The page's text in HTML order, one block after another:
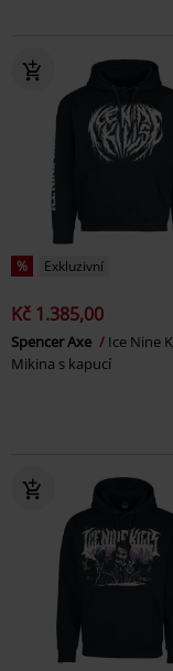
% Exkluzivní
Kč 1.385,00
Spencer Axe
Ice Nine
Mikina s kapucí